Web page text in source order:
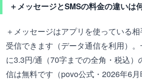
＋メッセージとSMSの料金の違いは
＋メッセージはアプリを使っている
受信できます（データ通信を利用）
に3.3円/通（70字までの全角・税込）
信は無料です（povo公式・2026年6